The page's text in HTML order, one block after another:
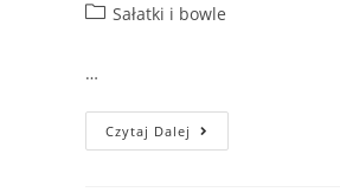
Sałatki i bowle
…
Czytaj Dalej